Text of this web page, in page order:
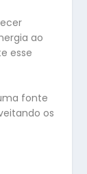
ao
esse
fonte
os